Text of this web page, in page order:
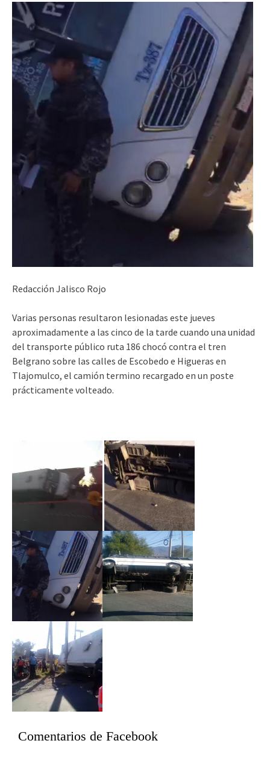
Redacción Jalisco Rojo
Varias personas resultaron lesionadas este jueves
aproximadamente a las cinco de la tarde cuando una unidad
del transporte público ruta 186 chocó contra el tren
Belgrano sobre las calles de Escobedo e Higueras en
Tlajomulco, el camión termino recargado en un poste
prácticamente volteado.
Comentarios de Facebook